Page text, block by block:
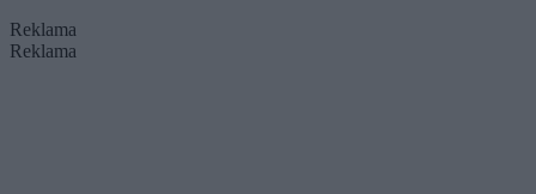
Reklama
Reklama